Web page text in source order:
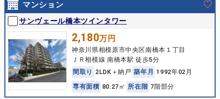
マンション
サンヴェール橋本ツインタワー
2,180万円
神奈川県相模原市中央区南橋本１丁目
ＪＲ相模線 南橋本駅 徒歩5分
間 取 り 2LDK＋納戸 築年 月 1992年02月
専有面積 80.27㎡ 所在 階 7階部分